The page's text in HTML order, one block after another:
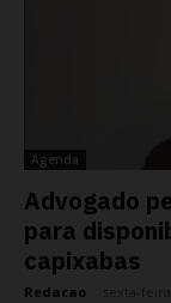
Agenda
Advogado
para
capixabas
Redacao